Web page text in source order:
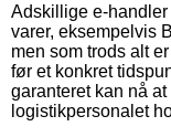
Adskillige e-
varer, eksempelvis
men som trods alt
før et konkret
garanteret kan nå
logistikpersonalet